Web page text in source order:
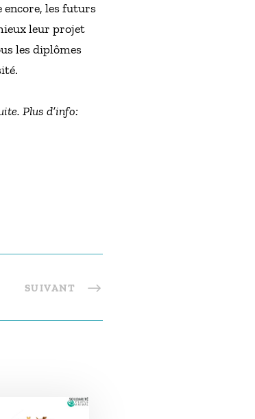
encore, les futurs
leur projet
les diplômes
Plus d’info:
SUIVANT